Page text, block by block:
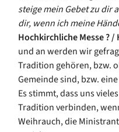
steige mein Gebet zu dir
dir, wenn ich meine
Hochkirchliche Messe ?
und an werden wir
Tradition gehören, bzw.
Gemeinde sind, bzw.
Es stimmt, dass uns
Tradition verbinden,
Weihrauch, die